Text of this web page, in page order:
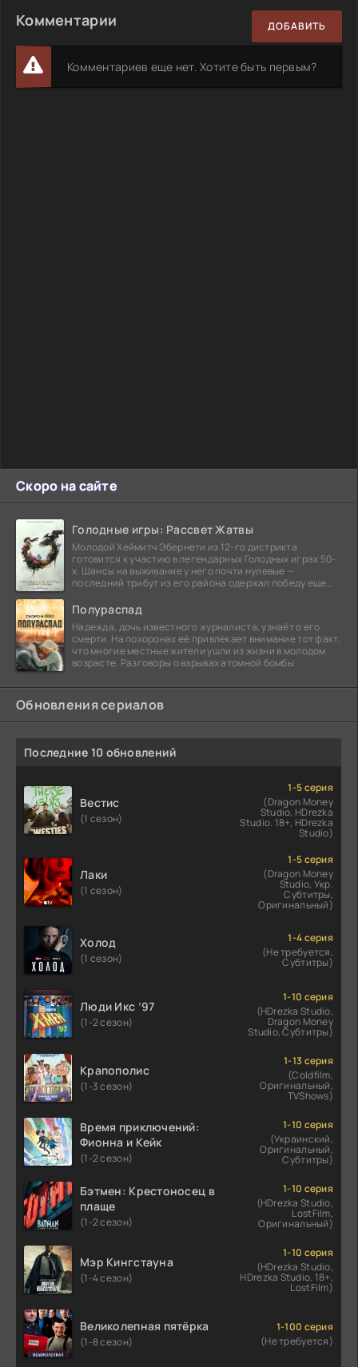
Скоро на сайте
Голодные игры: Рассвет Жатвы
Молодой Хеймитч Эбернети из 12-го дистрикта
готовится к участию в легендарных Голодных играх 50-
х. Шансы на выживание у него почти нулевые —
последний трибут из его района одержал победу еще
Полураспад
Надежда, дочь известного журналиста, узнаёт о его
смерти. На похоронах её привлекает внимание тот факт,
что многие местные жители ушли из жизни в молодом
возрасте. Разговоры о взрывах атомной бомбы
Обновления сериалов
Последние 10 обновлений
Вестис
(1 сезон)
1-5 серия
(Dragon Money
Studio, HDrezka
Studio. 18+, HDrezka
Studio)
Лаки
(1 сезон)
1-5 серия
(Dragon Money
Studio, Укр.
Субтитры,
Оригинальный)
Холод
(1 сезон)
1-4 серия
(Не требуется,
Субтитры)
Люди Икс ’97
(1-2 сезон)
1-10 серия
(HDrezka Studio,
Dragon Money
Studio, Субтитры)
Крапополис
(1-3 сезон)
1-13 серия
(Coldfilm,
Оригинальный,
TVShows)
Время приключений:
Фионна и Кейк
(1-2 сезон)
1-10 серия
(Украинский,
Оригинальный,
Субтитры)
Бэтмен: Крестоносец в
плаще
(1-2 сезон)
1-10 серия
(HDrezka Studio,
LostFilm,
Оригинальный)
Мэр Кингстауна
(1-4 сезон)
1-10 серия
(HDrezka Studio,
HDrezka Studio. 18+,
LostFilm)
Великолепная пятёрка
(1-8 сезон)
1-100 серия
(Не требуется)
Комментарии ДОБАВИТЬ
Комментариев еще нет. Хотите быть первым?